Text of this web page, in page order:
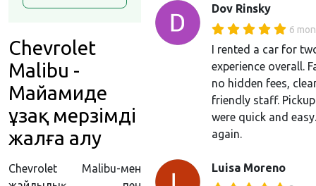
Dov Rinsky
6
I rented a car for
experience overall.
no hidden fees,
friendly staff.
were quick and
again.
Luisa Moreno
Chevrolet
Malibu -
Майамиде
ұзақ мерзімді
жалға алу
Chevrolet Malibu-мен